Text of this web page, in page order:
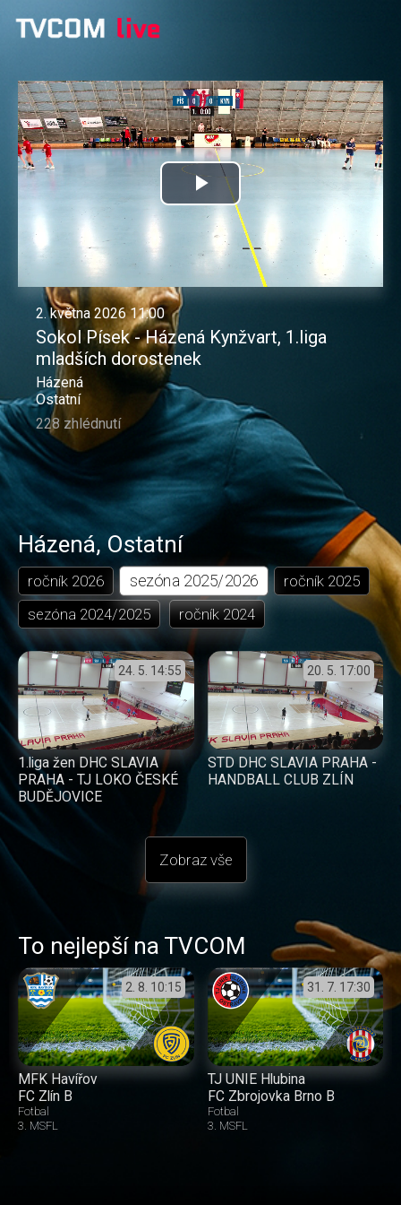
Přehrát
video
2. května 2026 11:00
Sokol Písek - Házená Kynžvart, 1.liga
mladších dorostenek
Házená
Ostatní
228 zhlédnutí
Házená,Ostatní
ročník 2026 sezóna 2025/2026 ročník 2025
sezóna 2024/2025 ročník2024
24. 5. 14:55
1.liga žen DHC SLAVIA
PRAHA - TJ LOKO ČESKÉ
BUDĚJOVICE
20. 5. 17:00
STD DHC SLAVIA PRAHA -
HANDBALL CLUB ZLÍN
Zobraz vše
To nejlepší na TVCOM
2. 8. 10:15
MFK Havířov
FC Zlín B
Fotbal
3. MSFL
31. 7. 17:30
TJ UNIE Hlubina
FC Zbrojovka Brno B
Fotbal
3. MSFL